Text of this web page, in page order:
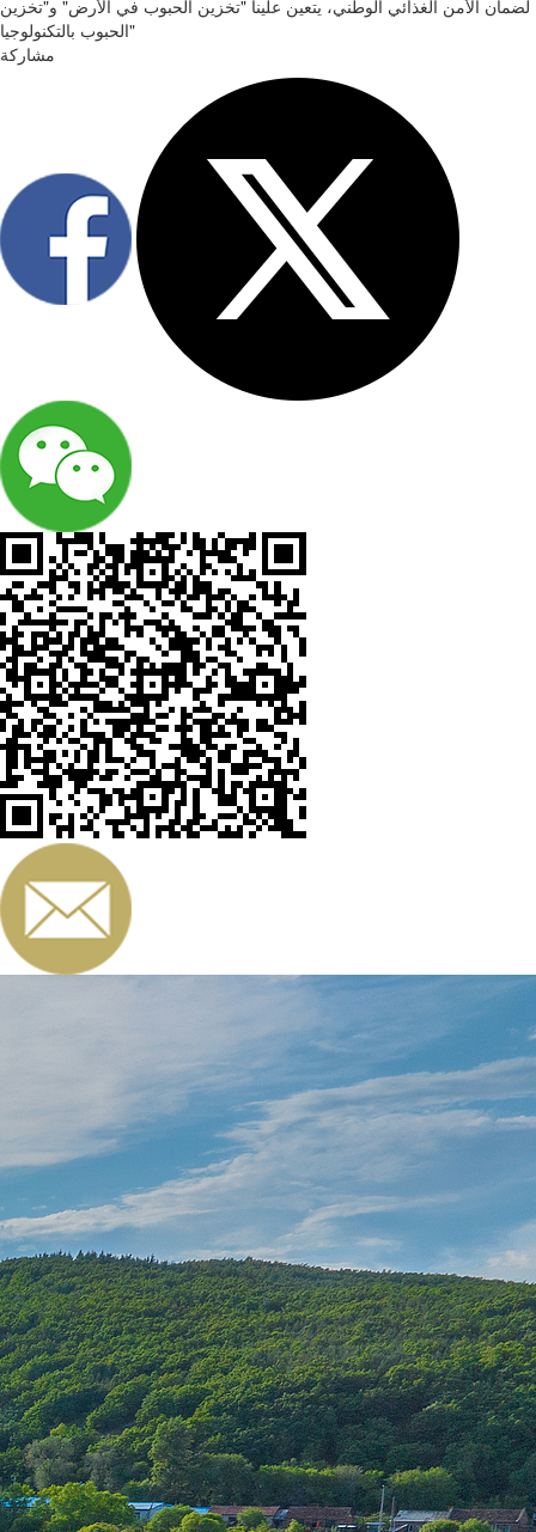
لضمان الأمن الغذائي الوطني، يتعين علينا "تخزين الحبوب في الأرض" و"تخزين
الحبوب بالتكنولوجيا"
مشاركة